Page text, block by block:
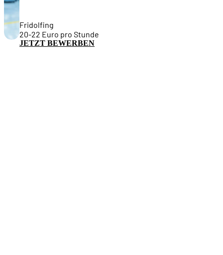
Fridolfing
20-22 Euro pro Stunde
JETZT BEWERBEN